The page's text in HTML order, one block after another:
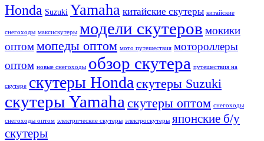
Honda Suzuki Yamaha китайские скутеры китайские
снегоходы максискутеры модели скутеров мокики
оптоммопеды оптом мото путешествия мотороллеры
оптом новые снегоходы обзор скутера путешествия на
скутере скутеры Honda скутеры Suzuki
скутеры Yamaha скутеры оптом снегоходы
снегоходы оптом электрические скутеры электроскутеры японские б/у
скутеры